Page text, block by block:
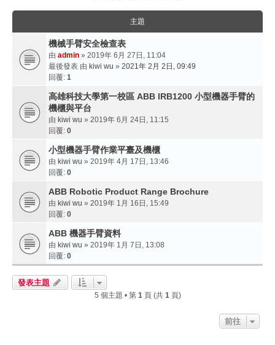
主題
機械手臂安全檢查表
由 admin » 2019年 6月 27日, 11:04
最後發表 由 kiwi wu » 2021年 2月 2日, 09:49
回覆: 1
高雄科技大學第一校區 ABB IRB1200 小型機器手臂的
機櫃與平台
由 kiwi wu » 2019年 6月 24日, 11:15
回覆: 0
小型機器手臂作業平臺及機櫃
由 kiwi wu » 2019年 4月 17日, 13:46
回覆: 0
ABB Robotic Product Range Brochure
由 kiwi wu » 2019年 1月 16日, 15:49
回覆: 0
ABB 機器手臂資料
由 kiwi wu » 2019年 1月 7日, 13:08
回覆: 0
發表主題
5 個主題 • 第 1頁 (共 1頁)
前往